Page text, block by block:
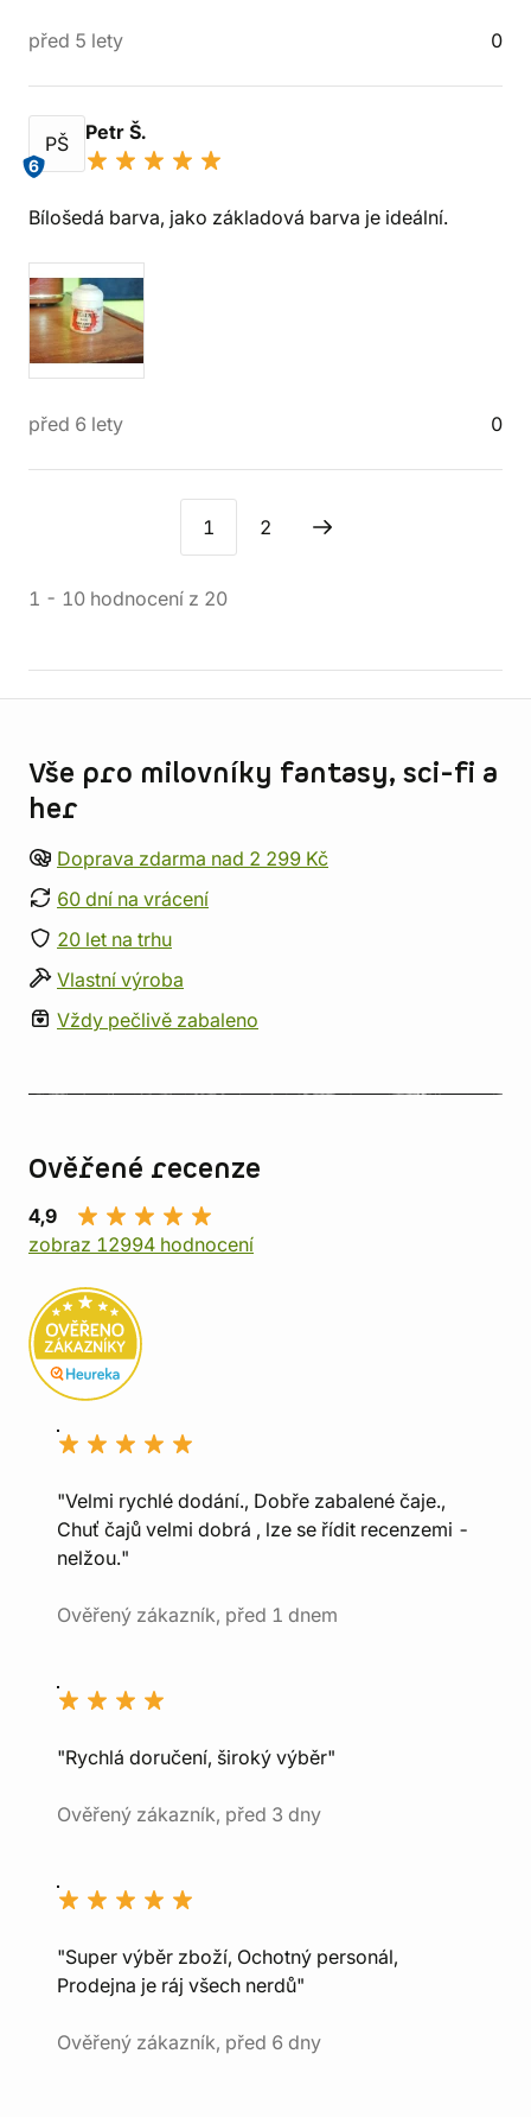
před 5 lety 0
PŠ
6
Petr Š.
Bílošedá barva, jako základová barva je ideální.
před 6 lety 0
1 2
1 - 10 hodnocení z 20
Vše pro milovníky fantasy, sci-fi a
her
Doprava zdarma nad 2 299 Kč
60 dní na vrácení
20 let na trhu
Vlastní výroba
Vždy pečlivě zabaleno
Ověřené recenze
4,9
zobraz 12994 hodnocení
"Velmi rychlé dodání., Dobře zabalené čaje.,
Chuť čajů velmi dobrá , lze se řídit recenzemi -
nelžou."
Ověřený zákazník, před 1 dnem
"Rychlá doručení, široký výběr"
Ověřený zákazník, před 3 dny
"Super výběr zboží, Ochotný personál,
Prodejna je ráj všech nerdů"
Ověřený zákazník, před 6 dny